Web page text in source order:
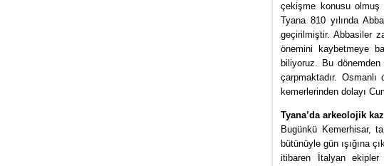
çekişme konusu
Tyana 810 yılında
geçirilmiştir. Abbasiler
önemini kaybetmeye
biliyoruz. Bu
çarpmaktadır.
kemerlerinden dolayı
Tyana’da arkeolojik
Bugünkü Kemerhisar,
bütünüyle gün ışığına
itibaren İtalyan ekipler